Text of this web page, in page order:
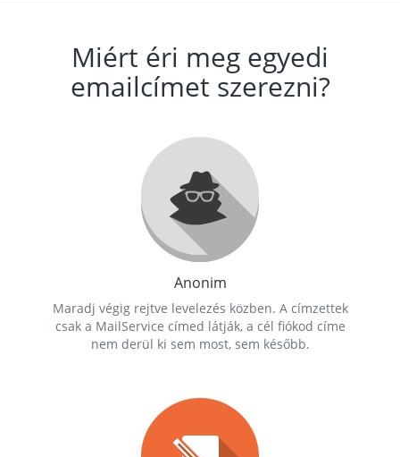
Miért éri meg egyedi
emailcímet szerezni?
Anonim
Maradj végig rejtve levelezés közben. A címzettek
csak a MailService címed látják, a cél fiókod címe
nem derül ki sem most, sem később.